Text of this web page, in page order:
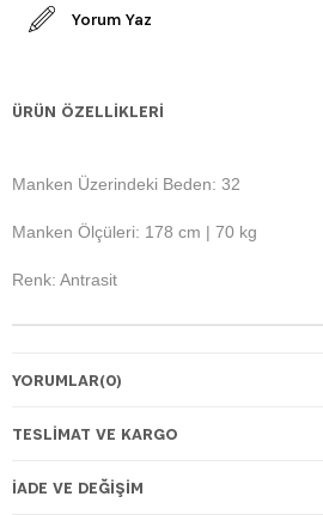
Yorum Yaz
ÜRÜN ÖZELLIKLERI
Manken Üzerindeki Beden: 32
Manken Ölçüleri: 178 cm | 70 kg
Renk: Antrasit
YORUMLAR(0)
TESLIMAT VE KARGO
İADE VE DEĞIŞIM